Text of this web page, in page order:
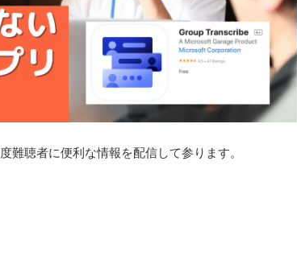
難聴者に便利な情報を配信して参ります。